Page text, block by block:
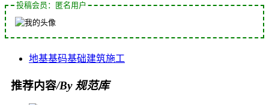
投稿会员：匿名用户
地基基码基础建筑施工
推荐内容/By 规范库